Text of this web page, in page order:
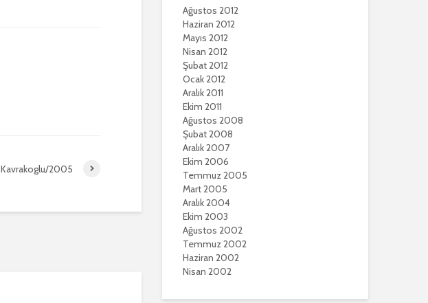
Kavrakoglu/2005
Ağustos 2012
Haziran 2012
Mayıs 2012
Nisan 2012
Şubat 2012
Ocak 2012
Aralık 2011
Ekim 2011
Ağustos 2008
Şubat 2008
Aralık 2007
Ekim 2006
Temmuz 2005
Mart 2005
Aralık 2004
Ekim 2003
Ağustos 2002
Temmuz 2002
Haziran 2002
Nisan 2002